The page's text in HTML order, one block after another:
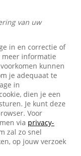
van uw
in en correctie of
meer informatie
kunnen
je adequaat te
in
dien je een
Je kunt deze
Voor
via privacy-
zal zo snel
op jouw verzoek